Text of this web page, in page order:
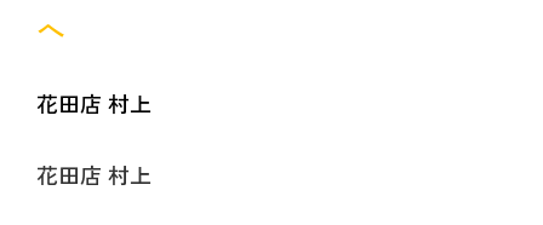
へ
花田店 村上
花田店 村上